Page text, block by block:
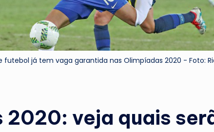
futebol já tem vaga garantida nas Olimpíadas 2020 - Foto:
veja quais